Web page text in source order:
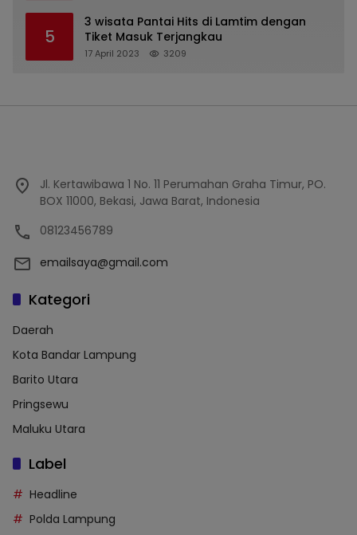
5
3 wisata Pantai Hits di Lamtim dengan
Tiket Masuk Terjangkau
17 April 2023 3209
Jl. Kertawibawa 1 No. 11 Perumahan Graha Timur, PO.
BOX 11000, Bekasi, Jawa Barat, Indonesia
08123456789
emailsaya@gmail.com
Kategori
Daerah
Kota Bandar Lampung
Barito Utara
Pringsewu
Maluku Utara
Label
Headline
Polda Lampung